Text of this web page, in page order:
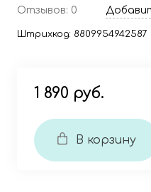
Отзывов: 0
Штрихкод: 8809954942587
1 890 руб.
В корзину